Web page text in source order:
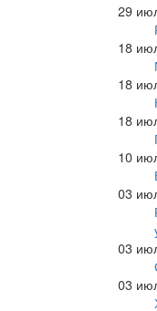
29
18
18
18
10
03
03
03